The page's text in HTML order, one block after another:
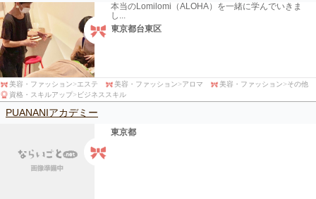
本当のLomilomi（ALOHA）を一緒に学んでいきま
し...
東京都台東区
美容・ファッション>エステ 美容・ファッション>アロマ 美容・ファッション>その他
資格・スキルアップ> ビジネススキル
PUANANIアカデミー
東京都